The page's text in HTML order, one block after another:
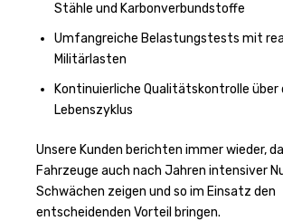
Stähle und Karbonverbundstoffe
Umfangreiche Belastungstests mit
Militärlasten
Kontinuierliche Qualitätskontrolle über
Lebenszyklus
Unsere Kunden berichten immer wieder,
Fahrzeuge auch nach Jahren intensiver
Schwächen zeigen und so im Einsatz den
entscheidenden Vorteil bringen.